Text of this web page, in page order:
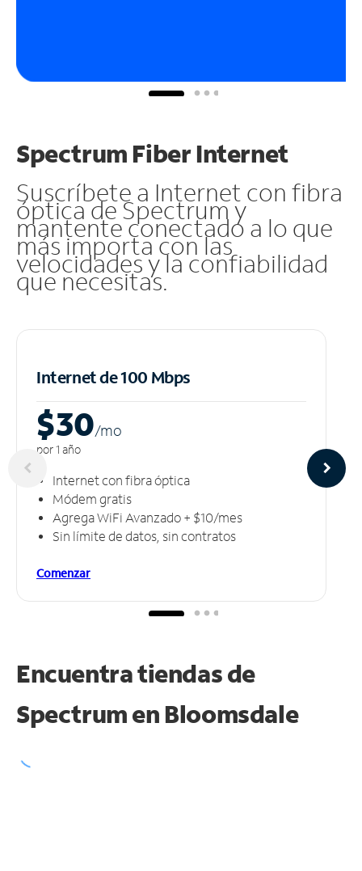
Spectrum Fiber Internet
Suscríbete a Internet con fibra
óptica de Spectrum y
mantente conectado a lo que
más importa con las
velocidades y la confiabilidad
que necesitas.
Internet de 100 Mbps
$30/mo
por 1 año
Internet con fibra óptica
Módem gratis
Agrega WiFi Avanzado + $10/mes
Sin límite de datos, sin contratos
Comenzar
Encuentra tiendas de
Spectrum en Bloomsdale